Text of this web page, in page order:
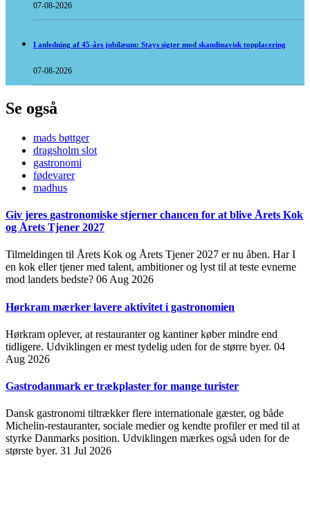
07-08-2026
I anledning af 45-års jubilæum: Stays sigter mod skandinavisk topplacering
07-08-2026
Se også
mads bøttger
dragsholm slot
gastronomi
fødevarer
madhus
Giv jeres gastronomiske stjerner chancen for at blive Årets Kok
og Årets Tjener 2027
Tilmeldingen til Årets Kok og Årets Tjener 2027 er nu åben. Har I
en kok eller tjener med talent, ambitioner og lyst til at teste evnerne
mod landets bedste? 06 Aug 2026
Hørkram mærker lavere aktivitet i gastronomien
Hørkram oplever, at restauranter og kantiner køber mindre end
tidligere. Udviklingen er mest tydelig uden for de større byer. 04
Aug 2026
Gastrodanmark er trækplaster for mange turister
Dansk gastronomi tiltrækker flere internationale gæster, og både
Michelin-restauranter, sociale medier og kendte profiler er med til at
styrke Danmarks position. Udviklingen mærkes også uden for de
største byer. 31 Jul 2026